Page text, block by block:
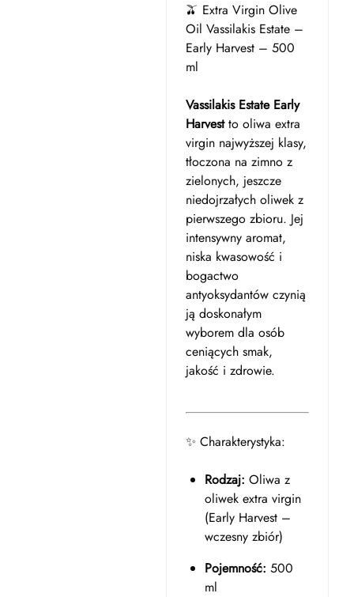
🫒 Extra Virgin Olive
Oil Vassilakis Estate –
Early Harvest – 500
ml
Vassilakis Estate Early
Harvestto oliwa extra
virgin najwyższej klasy,
tłoczona na zimno z
zielonych, jeszcze
niedojrzałych oliwek z
pierwszego zbioru. Jej
intensywny aromat,
niska kwasowość i
bogactwo
antyoksydantów czynią
ją doskonałym
wyborem dla osób
ceniących smak,
jakość i zdrowie.
✨ Charakterystyka:
Rodzaj: Oliwa z
oliwek extra virgin
(Early Harvest –
wczesny zbiór)
Pojemność: 500
ml